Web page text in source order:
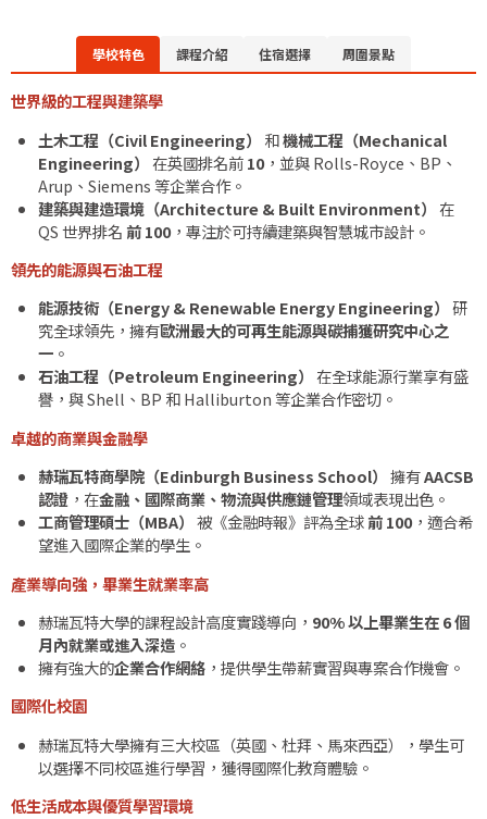
學校特色 課程介紹 住宿選擇 周圍景點
世界級的工程與建築學
土木工程（Civil Engineering） 和機械工程（Mechanical
Engineering） 在英國排名前10，並與Rolls-Royce 、 BP 、
Arup 、 Siemens等企業合作。
建築與建造環境（Architecture & Built Environment） 在
QS世界排名 前100，專注於可持續建築與智慧城市設計。
領先的能源與石油工程
能源技術（Energy & Renewable Energy Engineering） 研
究全球領先，擁有歐洲最大的可再生能源與碳捕獲研究中心之
一 。
石油工程（Petroleum Engineering） 在全球能源行業享有盛
譽，與Shell 、 BP 和Halliburton等企業合作密切。
卓越的商業與金融學
赫瑞瓦特商學院（Edinburgh Business School） 擁有AACSB
認證 ，在金融、國際商業、物流與供應鏈管理領域表現出色。
工商管理碩士（MBA） 被《金融時報》評為全球前100，適合希
望進入國際企業的學生。
產業導向強，畢業生就業率高
赫瑞瓦特大學的課程設計高度實踐導向， 90%以上畢業生在6個
月內就業或進入深造 。
擁有強大的企業合作網絡 ，提供學生帶薪實習與專案合作機會。
國際化校園
赫瑞瓦特大學擁有三大校區（英國、杜拜、馬來西亞），學生可
以選擇不同校區進行學習，獲得國際化教育體驗。
低生活成本與優質學習環境